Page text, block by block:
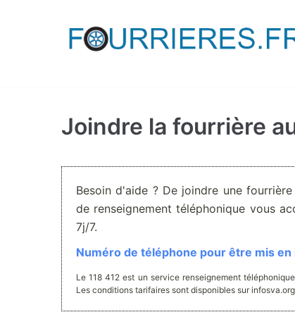
Joindre la fourrière
Besoin d'aide ? De joindre une
de renseignement téléphonique vous
7j/7.
Numéro de téléphone pour être mis
Le 118 412 est un service renseignement
Les conditions tarifaires sont disponibles sur infosva.org